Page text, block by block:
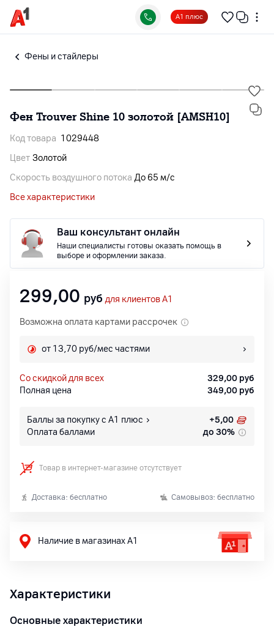
А1 плюс
Фены и стайлеры
Фен Trouver Shine 10 золотой [AMSH10]
Код товара 1029448
Цвет Золотой
Cкорость воздушного потока До 65 м/с
Все характеристики
Ваш консультант онлайн
Наши специалисты готовы оказать помощь в
выборе и оформлении заказа.
299,00 руб для клиентов A1
Возможна оплата картами рассрочек
от 13,70 руб/мес частями
со скидкой для всех 329,00 руб
Полная цена
349,00 руб
Баллы за покупку с А1 плюс +5,00
Оплата баллами
до 30%
Товар в интернет-магазине отсутствует
Доставка: бесплатно Самовывоз: бесплатно
Наличие в магазинах А1
Характеристики
Основные характеристики